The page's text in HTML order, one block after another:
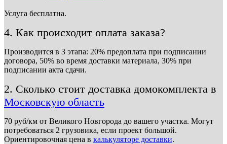
Услуга бесплатна.
4. Как происходит оплата заказа?
Производится в 3 этапа: 20% предоплата при подписании
договора, 50% во время доставки материала, 30% при
подписании акта сдачи.
2. Сколько стоит доставка домокомплекта в
Московскую область
70 руб/км от Великого Новгорода до вашего участка. Могут
потребоваться 2 грузовика, если проект большой.
Ориентировочная цена в калькуляторе доставки.